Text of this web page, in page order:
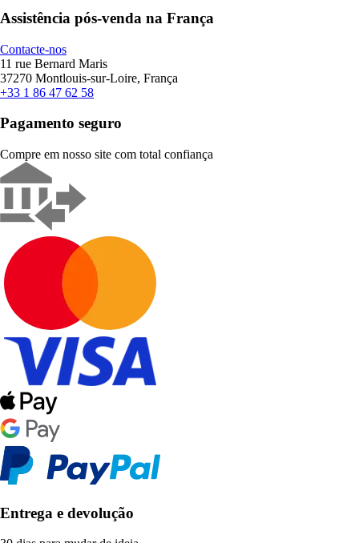
Assistência pós-venda na França
Contacte-nos
11 rue Bernard Maris
37270 Montlouis-sur-Loire, França
+33 1 86 47 62 58
Pagamento seguro
Compre em nosso site com total confiança
Entrega e devolução